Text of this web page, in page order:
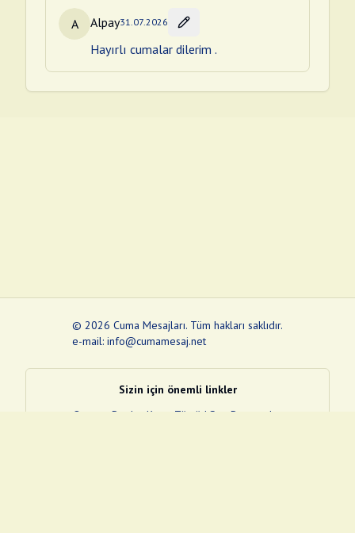
A Alpay31.07.2026
Hayırlı cumalar dilerim .
© 2026 Cuma Mesajları. Tüm hakları saklıdır.
e-mail: info@cumamesaj.net
Sizin için önemli linkler
Quran
e-Devlet Kapısı Tüvtürk Son Depremler